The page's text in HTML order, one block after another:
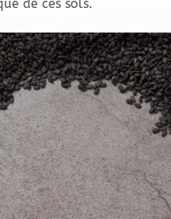
de ces sols.